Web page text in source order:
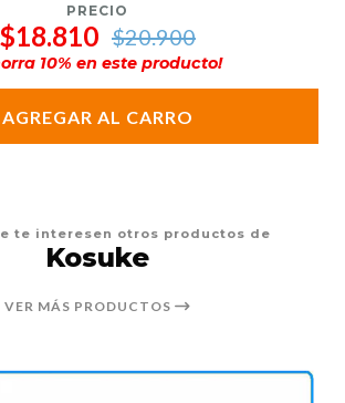
PRECIO
$18.810 $20.900
10% en este producto!
AGREGAR AL CARRO
te interesen otros productos de
Kosuke
VER MÁS PRODUCTOS